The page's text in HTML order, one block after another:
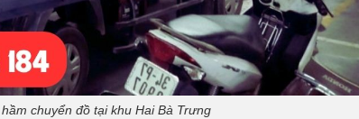
chuyển đồ tại khu Hai Bà Trưng